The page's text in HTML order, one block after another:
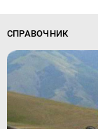
СПРАВОЧНИК